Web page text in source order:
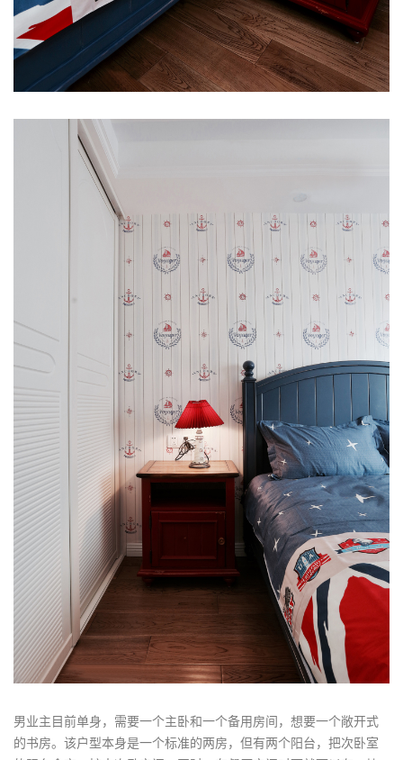
男业主目前单身，需要一个主卧和一个备用房间，想要一个敞开式
的书房。该户型本身是一个标准的两房，但有两个阳台，把次卧室